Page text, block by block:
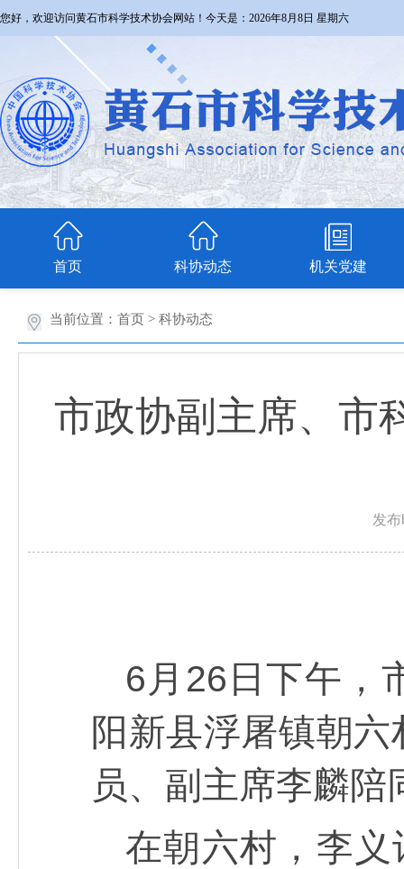
您好，欢迎访问黄石市科学技术协会网站！今天是： 2026年8月8日 星期六
首页 科协动态 机关党建
当前位置： 首页 > 科协动态
市政协副主席、市
发
6月26日下午，
阳新县浮屠镇朝
员、副主席李麟陪
在朝六村，李义